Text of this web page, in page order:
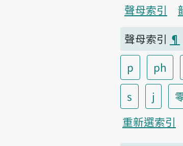
聲母索引
聲母索引 ¶
p
ph
s
j
重新選索引